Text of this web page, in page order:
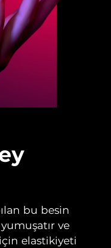
bu besin
ve
elastikiyeti